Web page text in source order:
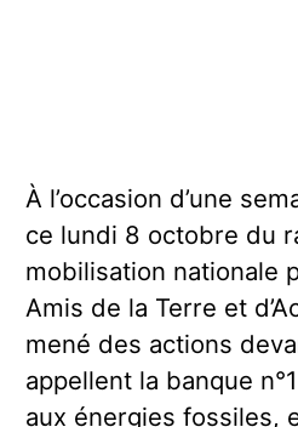
À l’occasion d’une
ce lundi 8 octobre du
mobilisation nationale
Amis de la Terre et
mené des actions
appellent la banque
aux énergies fossiles,